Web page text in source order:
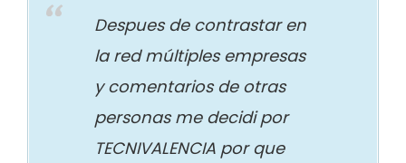
Despues de contrastar en
la red múltiples empresas
y comentarios de otras
personas me decidi por
TECNIVALENCIA por que